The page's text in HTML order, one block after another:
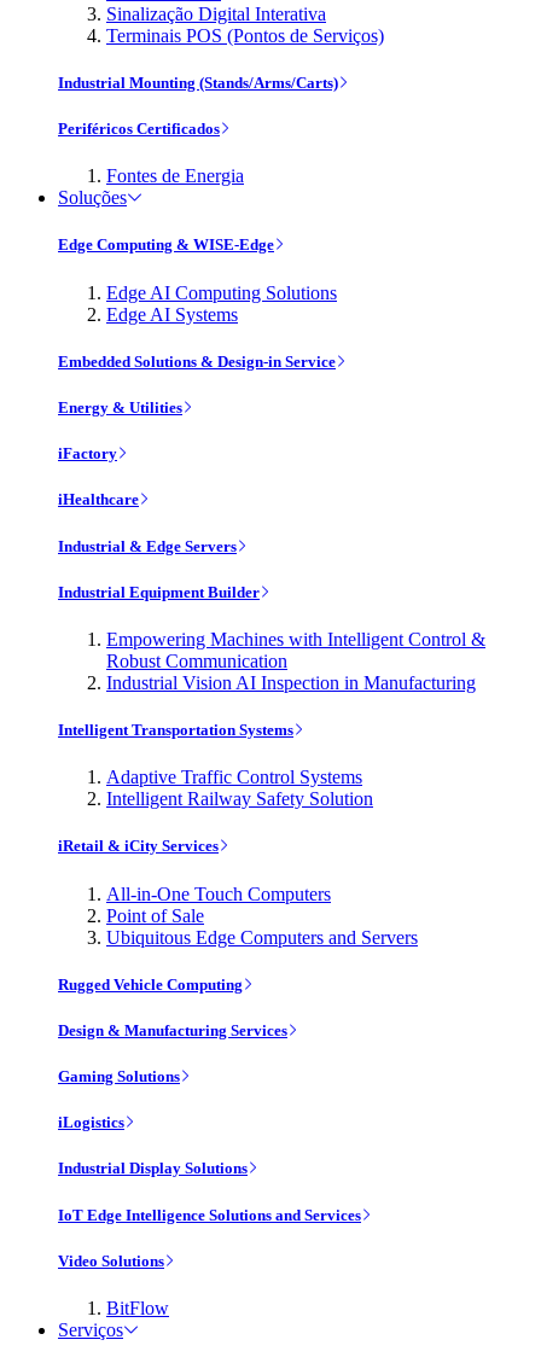
Sinalização Digital Interativa
Terminais POS (Pontos de Serviços)
Industrial Mounting (Stands/Arms/Carts)
Periféricos Certificados
Fontes de Energia
Soluções
Edge Computing & WISE-Edge
Edge AI Computing Solutions
Edge AI Systems
Embedded Solutions & Design-in Service
Energy & Utilities
iFactory
iHealthcare
Industrial & Edge Servers
Industrial Equipment Builder
Empowering Machines with Intelligent Control &
Robust Communication
Industrial Vision AI Inspection in Manufacturing
Intelligent Transportation Systems
Adaptive Traffic Control Systems
Intelligent Railway Safety Solution
iRetail & iCity Services
All-in-One Touch Computers
Point of Sale
Ubiquitous Edge Computers and Servers
Rugged Vehicle Computing
Design & Manufacturing Services
Gaming Solutions
iLogistics
Industrial Display Solutions
IoT Edge Intelligence Solutions and Services
Video Solutions
BitFlow
Serviços